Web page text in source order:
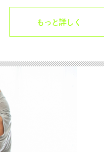
もっと詳しく